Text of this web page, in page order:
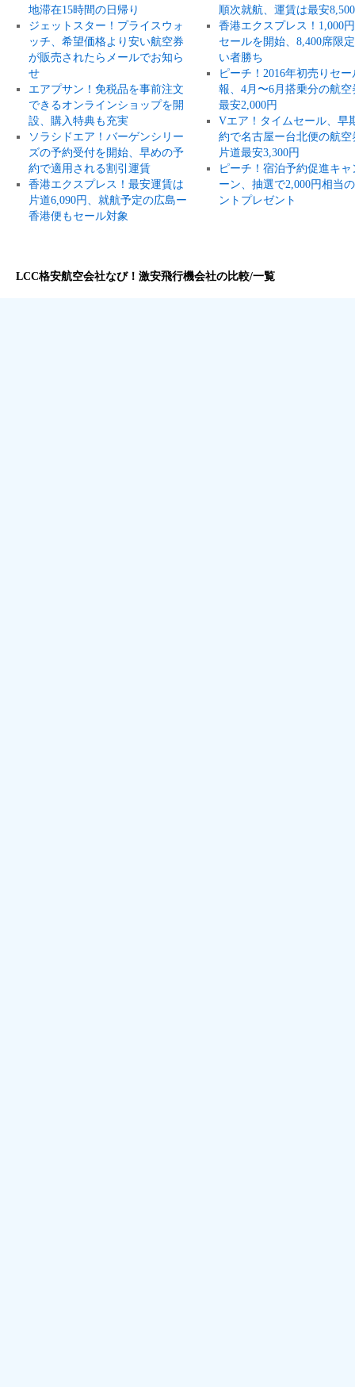
地滞在15時間の日帰り
ジェットスター！プライスウォ
ッチ、希望価格より安い航空券
が販売されたらメールでお知ら
せ
エアプサン！免税品を事前注文
できるオンラインショップを開
設、購入特典も充実
ソラシドエア！バーゲンシリー
ズの予約受付を開始、早めの予
約で適用される割引運賃
香港エクスプレス！最安運賃は
片道6,090円、就航予定の広島ー
香港便もセール対象
順次就航、運賃は最安
香港エクスプレス！1,000
セールを開始、8,400席限
い者勝ち
ピーチ！2016年初売りセー
報、4月〜6月搭乗分の航空
最安2,000円
Vエア！タイムセール、早
約で名古屋ー台北便の航空
片道最安3,300円
ピーチ！宿泊予約促進キャ
ーン、抽選で2,000円相当
ントプレゼント
LCC格安航空会社なび！激安飛行機会社の比較/一覧